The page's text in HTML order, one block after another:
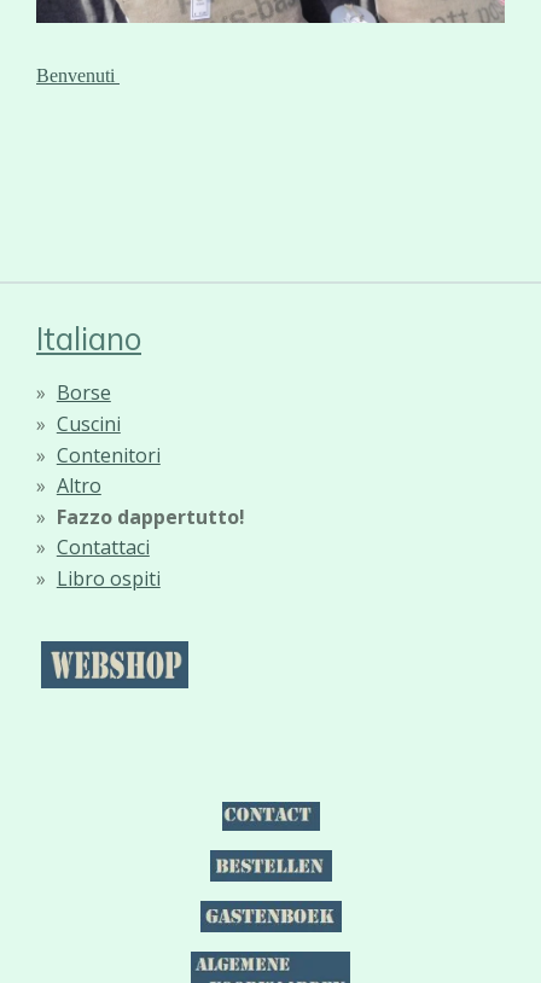
Benvenuti
Italiano
Borse
Cuscini
Contenitori
Altro
Fazzo dappertutto!
Contattaci
Libro ospiti